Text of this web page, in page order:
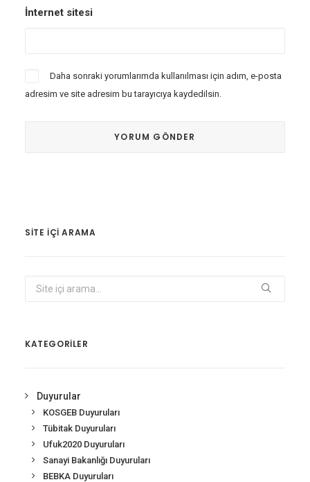
İnternet sitesi
Daha sonraki yorumlarımda kullanılması için adım, e-posta
adresim ve site adresim bu tarayıcıya kaydedilsin.
SITE IÇI ARAMA
KATEGORİLER
Duyurular
KOSGEB Duyuruları
Tübitak Duyuruları
Ufuk2020 Duyuruları
Sanayi Bakanlığı Duyuruları
BEBKA Duyuruları